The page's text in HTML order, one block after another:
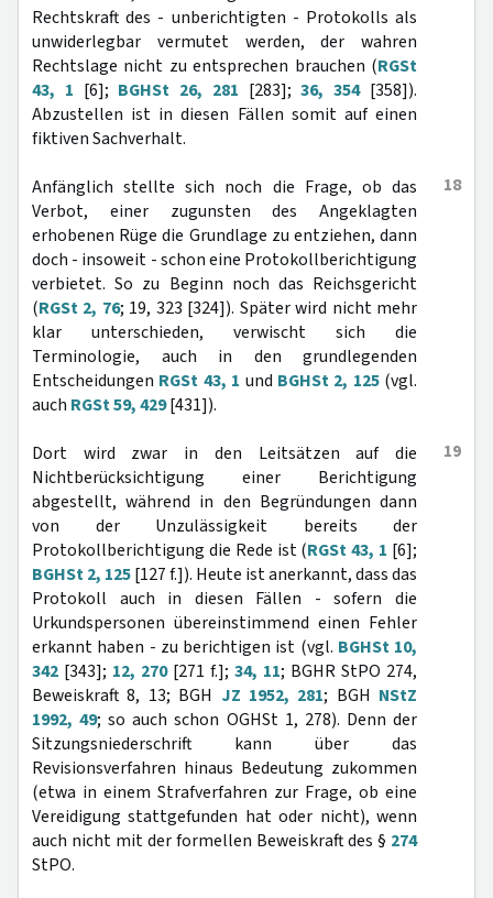
Rechtskraft des - unberichtigten - Protokolls als
unwiderlegbar vermutet werden, der wahren
Rechtslage nicht zu entsprechen brauchen (RGSt
43, 1 [6]; BGHSt 26, 281 [283];36, 354[358]).
Abzustellen ist in diesen Fällen somit auf einen
fiktiven Sachverhalt.
18
Anfänglich stellte sich noch die Frage, ob das
Verbot, einer zugunsten des Angeklagten
erhobenen Rüge die Grundlage zu entziehen, dann
doch - insoweit - schon eine Protokollberichtigung
verbietet. So zu Beginn noch das Reichsgericht
(RGSt 2, 76; 19, 323 [324]). Später wird nicht mehr
klar unterschieden, verwischt sich die
Terminologie, auch in den grundlegenden
Entscheidungen RGSt 43, 1 und BGHSt 2, 125(vgl.
auch RGSt 59, 429[431]).
19
Dort wird zwar in den Leitsätzen auf die
Nichtberücksichtigung einer Berichtigung
abgestellt, während in den Begründungen dann
von der Unzulässigkeit bereits der
Protokollberichtigung die Rede ist (RGSt 43, 1 [6];
BGHSt 2, 125[127 f.]). Heute ist anerkannt, dass das
Protokoll auch in diesen Fällen - sofern die
Urkundspersonen übereinstimmend einen Fehler
erkannt haben - zu berichtigen ist (vgl. BGHSt 10,
342 [343]; 12, 270[271 f.]; 34, 11; BGHR StPO 274,
Beweiskraft 8, 13; BGH JZ 1952, 281; BGH NStZ
1992, 49; so auch schon OGHSt 1, 278). Denn der
Sitzungsniederschrift kann über das
Revisionsverfahren hinaus Bedeutung zukommen
(etwa in einem Strafverfahren zur Frage, ob eine
Vereidigung stattgefunden hat oder nicht), wenn
auch nicht mit der formellen Beweiskraft des § 274
StPO.